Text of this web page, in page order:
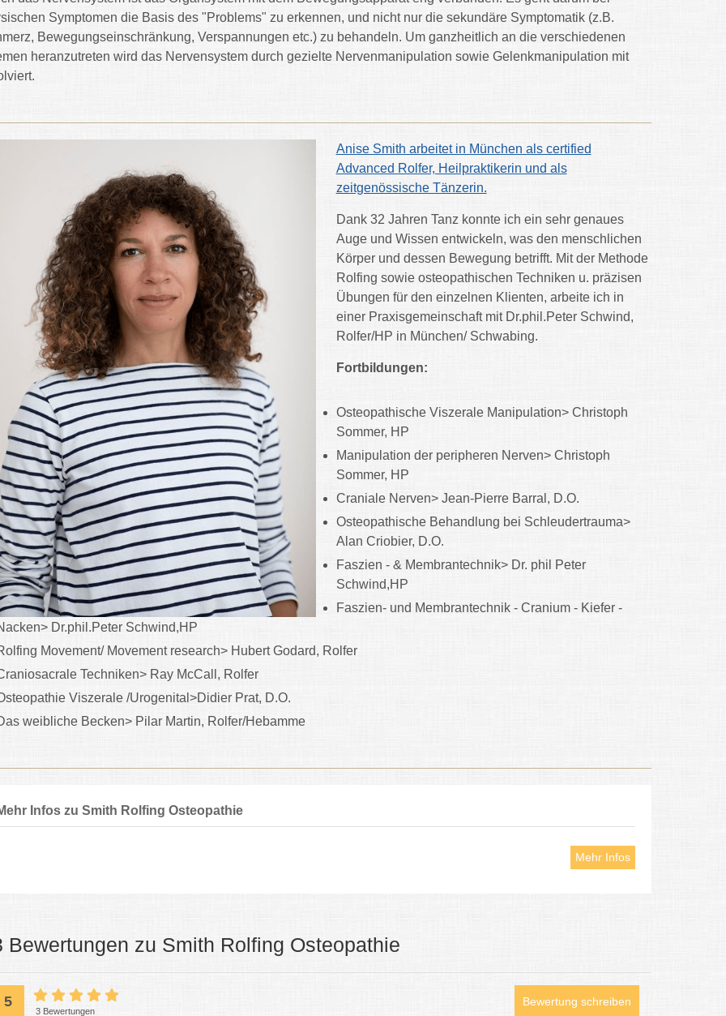
Symptomen die Basis des "Problems" zu erkennen, und nicht nur die sekundäre Symptomatik (z.B.
Bewegungseinschränkung, Verspannungen etc.) zu behandeln. Um ganzheitlich an die verschiedenen
heranzutreten wird das Nervensystem durch gezielte Nervenmanipulation sowie Gelenkmanipulation mit
Anise Smith arbeitet in München als certified
Advanced Rolfer, Heilpraktikerin und als
zeitgenössische Tänzerin.
Dank 32 Jahren Tanz konnte ich ein sehr genaues
Auge und Wissen entwickeln, was den menschlichen
Körper und dessen Bewegung betrifft. Mit der Methode
Rolfing sowie osteopathischen Techniken u. präzisen
Übungen für den einzelnen Klienten, arbeite ich in
einer Praxisgemeinschaft mit Dr.phil.Peter Schwind,
Rolfer/HP in München/ Schwabing.
Fortbildungen:
Osteopathische Viszerale Manipulation> Christoph
Sommer, HP
Manipulation der peripheren Nerven> Christoph
Sommer, HP
Craniale Nerven> Jean-Pierre Barral, D.O.
Osteopathische Behandlung bei Schleudertrauma>
Alan Criobier, D.O.
Faszien - & Membrantechnik> Dr. phil Peter
Schwind,HP
Faszien- und Membrantechnik - Cranium - Kiefer -
Dr.phil.Peter Schwind,HP
Movement/ Movement research> Hubert Godard, Rolfer
Techniken> Ray McCall, Rolfer
Viszerale /Urogenital>Didier Prat, D.O.
weibliche Becken> Pilar Martin, Rolfer/Hebamme
Infos zu Smith Rolfing Osteopathie
Mehr Infos
Bewertungen zu Smith Rolfing Osteopathie
5
3 Bewertungen
Bewertung schreiben